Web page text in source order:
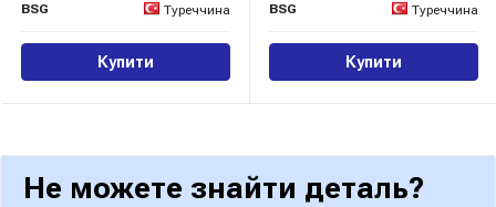
BSG
Туреччина
Купити
BSG
Туреччина
Купити
Не можете знайти деталь?